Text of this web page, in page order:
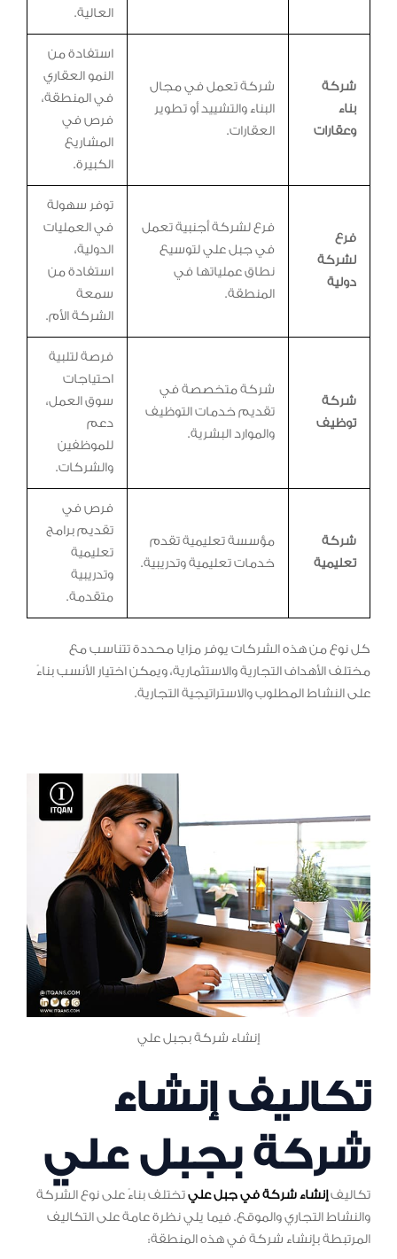
العالية.
شركة
بناء
وعقارات
شركة تعمل في مجال
البناء والتشييد أو تطوير
العقارات.
استفادة من
النمو العقاري
في المنطقة،
فرص في
المشاريع
الكبيرة.
فرع
لشركة
دولية
فرع لشركة أجنبية تعمل
في جبل علي لتوسيع
نطاق عملياتها في
المنطقة.
توفر سهولة
في العمليات
الدولية،
استفادة من
سمعة
الشركة الأم.
شركة
توظيف
شركة متخصصة في
تقديم خدمات التوظيف
والموارد البشرية.
فرصة لتلبية
احتياجات
سوق العمل،
دعم
للموظفين
والشركات.
شركة
تعليمية
مؤسسة تعليمية تقدم
خدمات تعليمية وتدريبية.
فرص في
تقديم برامج
تعليمية
وتدريبية
متقدمة.
كل نوع من هذه الشركات يوفر مزايا محددة تتناسب مع
مختلف الأهداف التجارية والاستثمارية، ويمكن اختيار الأنسب بناءً
على النشاط المطلوب والاستراتيجية التجارية.
إنشاء شركة بجبل علي
تكاليف إنشاء
شركة بجبل علي
تكاليفإنشاء شركة في جبل عليتختلف بناءً على نوع الشركة
والنشاط التجاري والموقع. فيما يلي نظرة عامة على التكاليف
المرتبطة بإنشاء شركة في هذه المنطقة: